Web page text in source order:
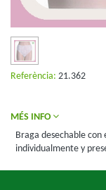
Referència: 21.362
MÉS INFO
Braga desechable con
individualmente y